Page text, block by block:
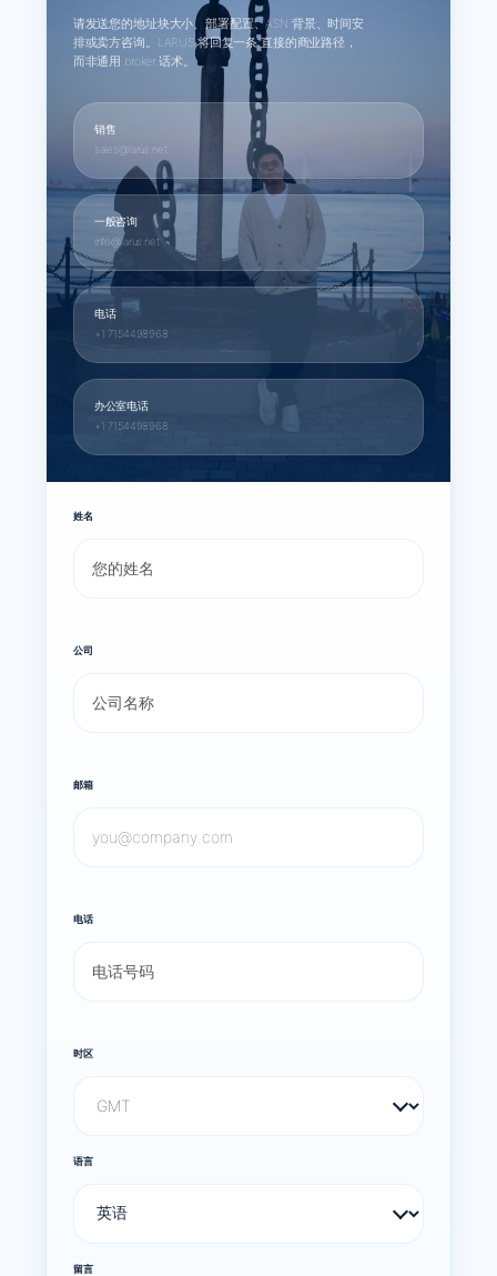
请发送您的地址块大小、部署配置、ASN 背景、时间安
排或卖方咨询。LARUS 将回复一条 直接的商业路径，
而非通用 broker 话术。
销售
sales@larus.net
一般咨询
info@larus.net
电话
+1 7154498968
办公室电话
+1 7154498968
姓名
公司
邮箱
电话
时区
语言
留言